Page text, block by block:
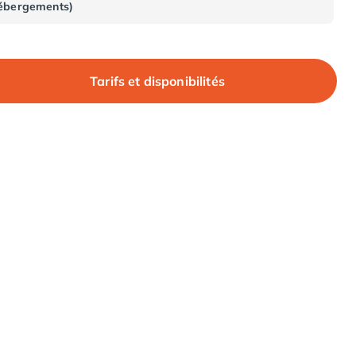
Tarifs et disponibilités